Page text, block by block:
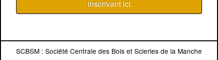
inscrivant ici.
SCBSM : Société Centrale des Bois et Scieries de la Manche